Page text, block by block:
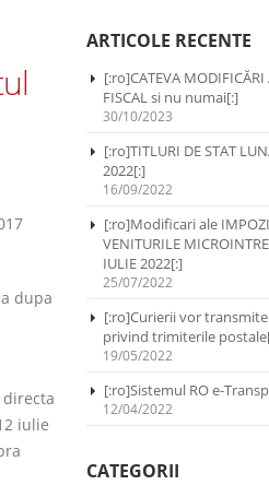
dupa
iulie
ARTICOLE RECENTE
[:ro]CATEVA MODIFICĂRI
FISCAL si nu numai[:]
30/10/2023
[:ro]TITLURI DE STAT
2022[:]
16/09/2022
[:ro]Modificari ale
VENITURILE
IULIE 2022[:]
25/07/2022
[:ro]Curierii vor
privind trimiterile
19/05/2022
[:ro]Sistemul RO e-
12/04/2022
CATEGORII